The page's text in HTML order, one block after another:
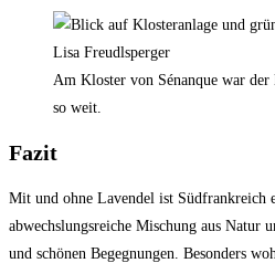
Am Kloster von Sénanque war
so weit.
Fazit
Mit und ohne Lavendel ist Südfrankreich
abwechslungsreiche Mischung aus Natur
und schönen Begegnungen. Besonders